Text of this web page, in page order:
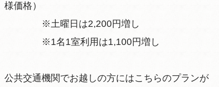
様価格）
※土曜日は2,200円増し
※1名1室利用は1,100円増し
公共交通機関でお越しの方にはこちらのプランが